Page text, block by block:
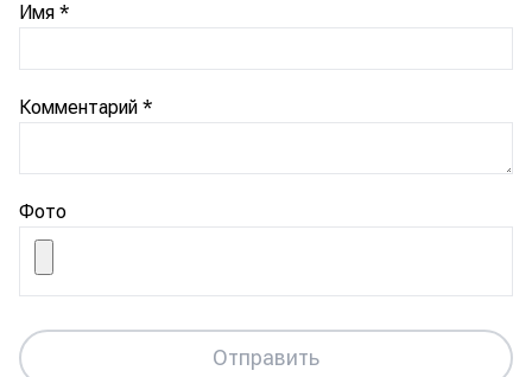
Имя *
Комментарий *
Фото
Отправить